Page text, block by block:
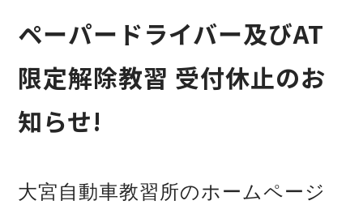
ペーパードライバー及びAT
限定解除教習 受付休止のお
知らせ!
大宮自動車教習所のホームページ